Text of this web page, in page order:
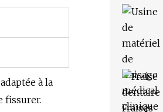
à la
fissurer.